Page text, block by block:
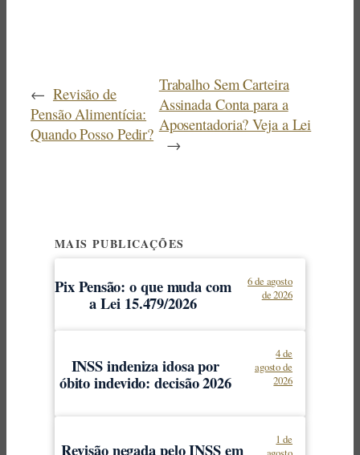
← Revisão de
Pensão Alimentícia:
Quando Posso Pedir?
Trabalho Sem Carteira
Assinada Conta para a
Aposentadoria? Veja a Lei
→
MAIS PUBLICAÇÕES
Pix Pensão: o que muda com
a Lei 15.479/2026
6 de agosto
de 2026
INSS indeniza idosa por
óbito indevido: decisão 2026
4 de
agosto de
2026
Revisão negada pelo INSS em
1 de